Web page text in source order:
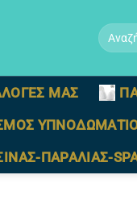
για:
ΜΑΣ
ΠΑΡΑΛΙΑΣ-